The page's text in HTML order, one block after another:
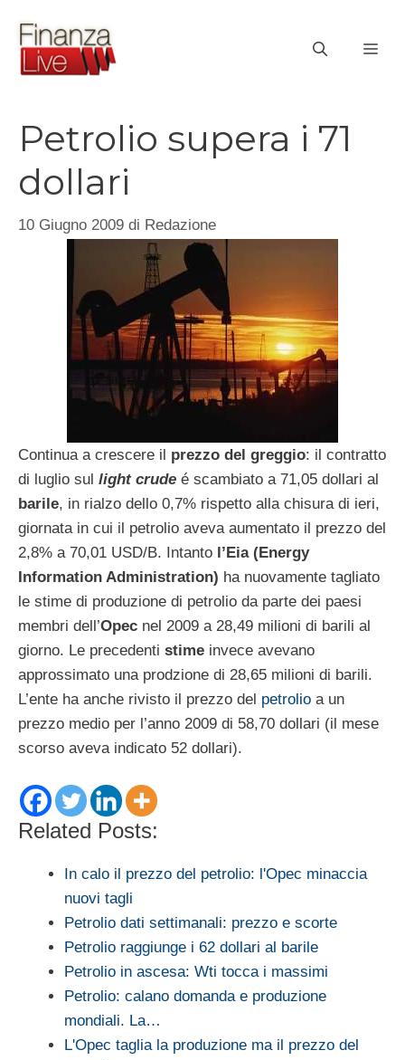
contenuto
Petrolio supera i 71
dollari
10 Giugno 2009 di Redazione
Continua a crescere il prezzo del greggio: il contratto
di luglio sul light crude é scambiato a 71,05 dollari al
barile, in rialzo dello 0,7% rispetto alla chisura di ieri,
giornata in cui il petrolio aveva aumentato il prezzo del
2,8% a 70,01 USD/B. Intanto l’Eia (Energy
Information Administration) ha nuovamente tagliato
le stime di produzione di petrolio da parte dei paesi
membri dell’Opec nel 2009 a 28,49 milioni di barili al
giorno. Le precedenti stime invece avevano
approssimato una prodzione di 28,65 milioni di barili.
L’ente ha anche rivisto il prezzo del petrolio a un
prezzo medio per l’anno 2009 di 58,70 dollari (il mese
scorso aveva indicato 52 dollari).
Related Posts:
In calo il prezzo del petrolio: l'Opec minaccia
nuovi tagli
Petrolio dati settimanali: prezzo e scorte
Petrolio raggiunge i 62 dollari al barile
Petrolio in ascesa: Wti tocca i massimi
Petrolio: calano domanda e produzione
mondiali. La…
L'Opec taglia la produzione ma il prezzo del